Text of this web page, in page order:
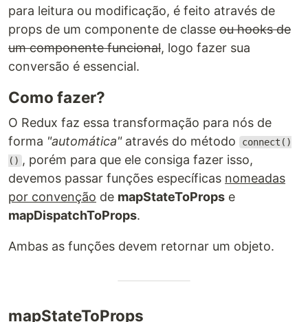
para leitura ou modificação, é feito através de
props de um componente de classe ou hooks de
um componente funcional, logo fazer sua
conversão é essencial.
Como fazer?
O Redux faz essa transformação para nós de
forma "automática"através do método
connect()
() , porém para que ele consiga fazer isso,
devemos passar funções específicas nomeadas
por convenção de mapStateToProps e
mapDispatchToProps.
Ambas as funções devem retornar um objeto.
mapStateToProps